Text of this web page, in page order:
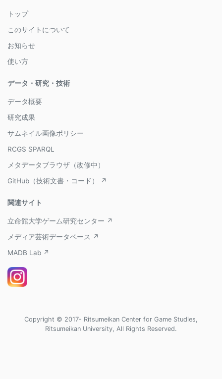
トップ
このサイトについて
お知らせ
使い方
データ・研究・技術
データ概要
研究成果
サムネイル画像ポリシー
RCGS SPARQL
メタデータブラウザ（改修中）
GitHub（技術文書・コード） ↗
関連サイト
立命館大学ゲーム研究センター ↗
メディア芸術データベース ↗
MADB Lab ↗
Copyright © 2017- Ritsumeikan Center for Game Studies,
Ritsumeikan University, All Rights Reserved.